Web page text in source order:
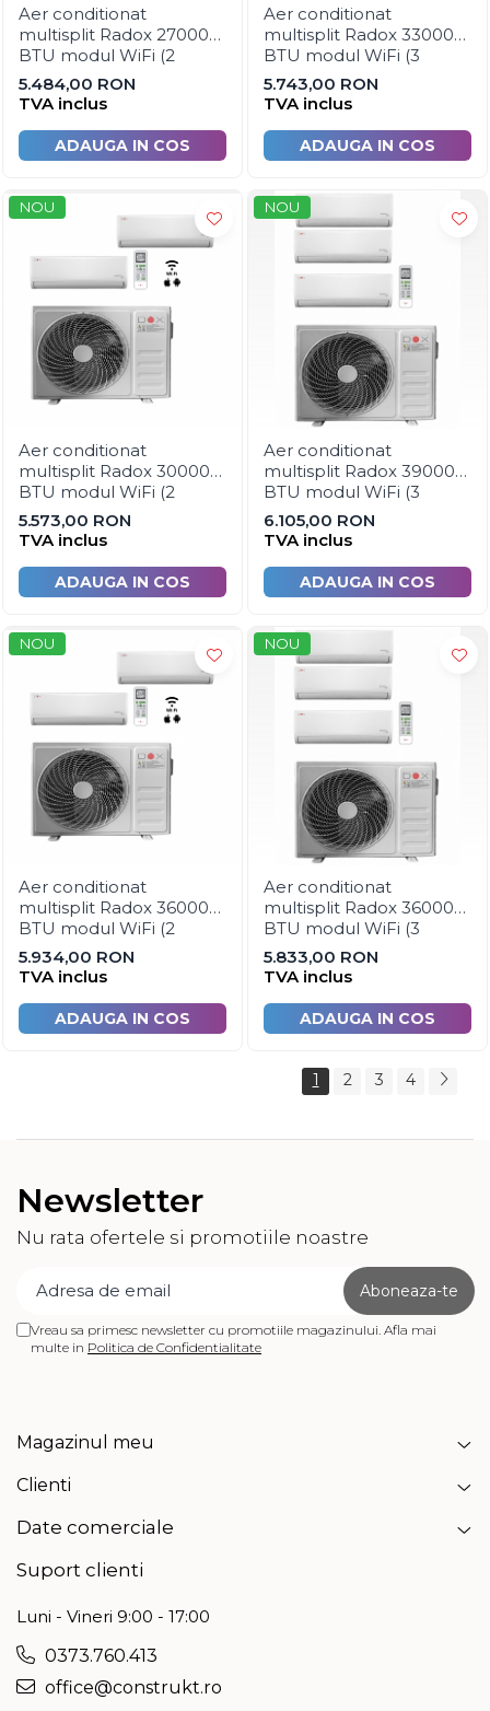
Generatoare de curent electric
Instrumente de masura
Unelte si scule de mana
Organizare si depozitare scule
Lize si carucioare
Coliere
Hidranti exteriori si vane
Aparate de control si
semnalizare
Armaturi
Fitinguri prindere rapida
Hidranti exteriori
Sprinklere
Aer conditionat
multisplit Radox 27000
BTU modul WiFi (2
unitati interioare 1 x 9000
BTU + 1 x 18000 BTU si
5.484,00 RON
TVA inclus
ADAUGA IN COS
Aer conditionat
multisplit Radox 33000
BTU modul WiFi (3
unitati interioare 1 x 9000
BTU si 2 x 12000 BTU si
5.743,00 RON
TVA inclus
ADAUGA IN COS
NOU
Aer conditionat
multisplit Radox 30000
BTU modul WiFi (2
unitati interioare 1 x
12000 BTU + 1 x 18000
5.573,00 RON
TVA inclus
ADAUGA IN COS
NOU
Aer conditionat
multisplit Radox 39000
BTU modul WiFi (3
unitati interioare 1 x 9000
BTU + 1 x 12000 BTU + 1
BTU)
6.105,00 RON
TVA inclus
ADAUGA IN COS
NOU
Aer conditionat
multisplit Radox 36000
BTU modul WiFi (2
unitati interioare x 18000
BTU si UE 27000 BTU)
5.934,00 RON
TVA inclus
ADAUGA IN COS
NOU
Aer conditionat
multisplit Radox 36000
BTU modul WiFi (3
unitati interioare x 12000
BTU si UE 27000 BTU)
5.833,00 RON
TVA inclus
ADAUGA IN COS
1 2 3 4
Newsletter
Nu rata ofertele si promotiile noastre
Vreau sa primesc newsletter cu promotiile magazinului. Afla mai
multe in Politica de Confidentialitate
Magazinul meu
Clienti
Date comerciale
Suport clienti
Luni - Vineri 9:00 - 17:00
0373.760.413
office@construkt.ro